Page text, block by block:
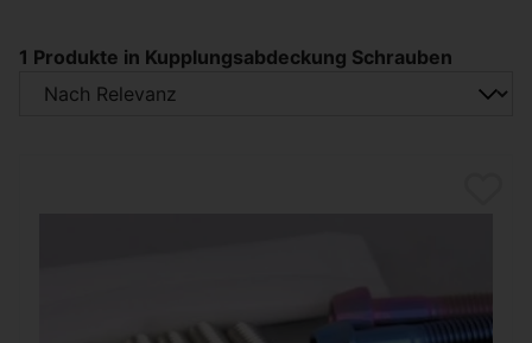
1 Produkte in Kupplungsabdeckung Schrauben